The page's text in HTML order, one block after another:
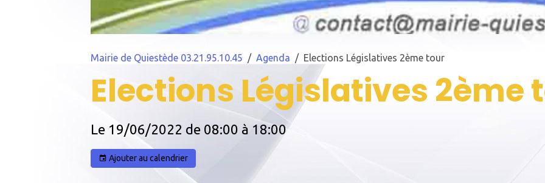
Mairie de Quiestède 03.21.95.10.45 Agenda Elections Législatives 2ème tour
Elections Législatives 2ème
Le 19/06/2022 de 08:00 à 18:00
Ajouter au calendrier